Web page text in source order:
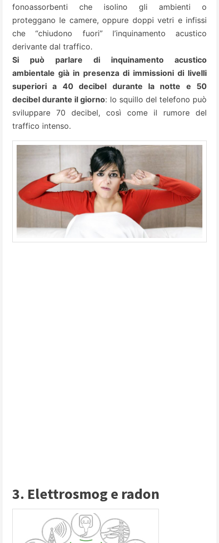
fonoassorbenti che isolino gli ambienti o
proteggano le camere, oppure doppi vetri e infissi
che “chiudono fuori” l’inquinamento acustico
derivante dal traffico.
Si può parlare di inquinamento acustico
ambientale già in presenza di immissioni di livelli
superiori a 40 decibel durante la notte e 50
decibel durante il giorno: lo squillo del telefono può
sviluppare 70 decibel, così come il rumore del
traffico intenso.
3. Elettrosmog e radon